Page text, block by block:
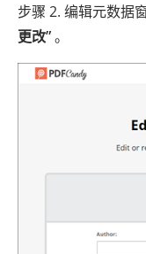
步骤 2. 编辑元数据
更改”。